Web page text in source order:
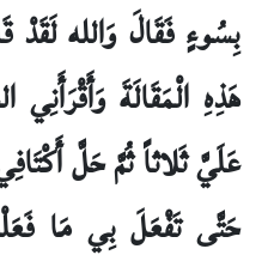
بِسُوءٍ فَقَالَ وَالله
هَذِهِ الْمَقَالَةَ
عَلَيَّ ثَلاثاً ثُمَّ حَلَّ
حَتَّى تَفْعَلَ بِي مَا